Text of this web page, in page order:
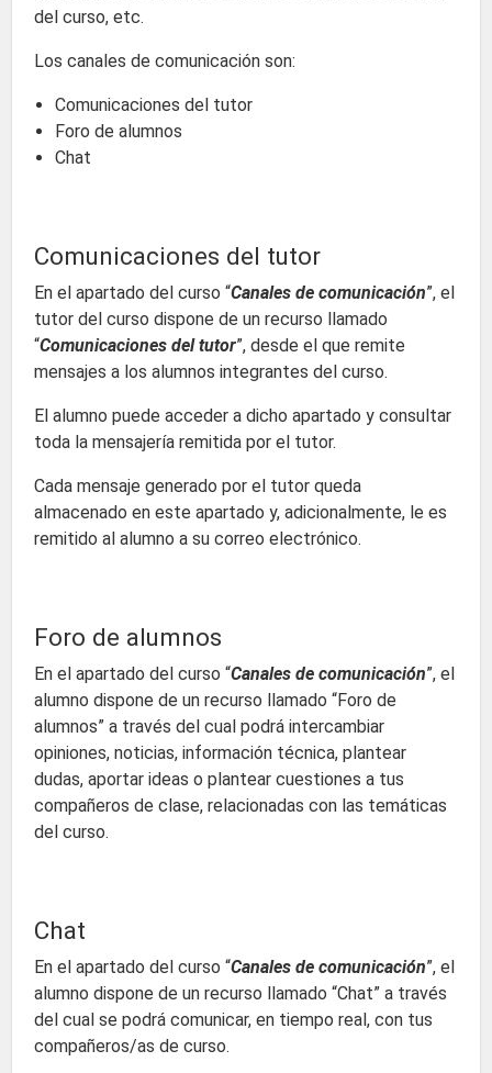
del curso, etc.
Los canales de comunicación son:
Comunicaciones del tutor
Foro de alumnos
Chat
Comunicaciones del tutor
En el apartado del curso “Canales de comunicación”, el
tutor del curso dispone de un recurso llamado
“Comunicaciones del tutor”, desde el que remite
mensajes a los alumnos integrantes del curso.
El alumno puede acceder a dicho apartado y consultar
toda la mensajería remitida por el tutor.
Cada mensaje generado por el tutor queda
almacenado en este apartado y, adicionalmente, le es
remitido al alumno a su correo electrónico.
Foro de alumnos
En el apartado del curso “Canales de comunicación”, el
alumno dispone de un recurso llamado “Foro de
alumnos” a través del cual podrá intercambiar
opiniones, noticias, información técnica, plantear
dudas, aportar ideas o plantear cuestiones a tus
compañeros de clase, relacionadas con las temáticas
del curso.
Chat
En el apartado del curso “Canales de comunicación”, el
alumno dispone de un recurso llamado “Chat” a través
del cual se podrá comunicar, en tiempo real, con tus
compañeros/as de curso.